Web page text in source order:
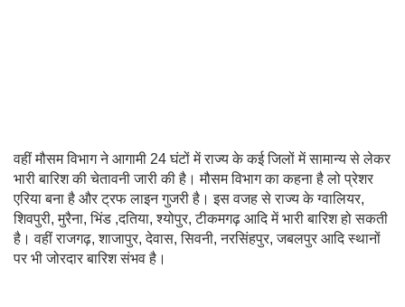
वहीं मौसम विभाग ने आगामी 24 घंटों में राज्य के कई जिलों में सामान्य से लेकर
भारी बारिश की चेतावनी जारी की है। मौसम विभाग का कहना है लो प्रेशर
एरिया बना है और ट्रफ लाइन गुजरी है। इस वजह से राज्य के ग्वालियर,
शिवपुरी, मुरैना, भिंड ,दतिया, श्योपुर, टीकमगढ़ आदि में भारी बारिश हो सकती
है। वहीं राजगढ़, शाजापुर, देवास, सिवनी, नरसिंहपुर, जबलपुर आदि स्थानों
पर भी जोरदार बारिश संभव है।